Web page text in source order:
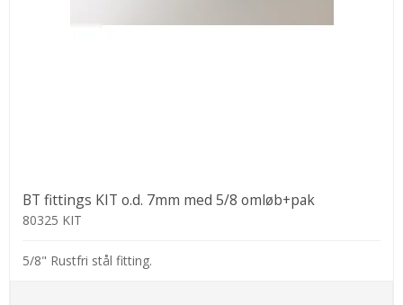
BT fittings KIT o.d. 7mm med 5/8 omløb+pak
80325 KIT
5/8" Rustfri stål fitting.